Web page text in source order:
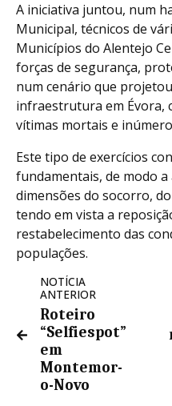
A iniciativa juntou, num
Municipal, técnicos de
Municípios do Alentejo
forças de segurança,
num cenário que
infraestrutura em Évora,
vítimas mortais e
Este tipo de exercícios
fundamentais, de modo
dimensões do socorro,
tendo em vista a
restabelecimento das
populações.
NOTÍCIA
ANTERIOR
Roteiro
“Selfiespot”
em
Montemor-
o-Novo